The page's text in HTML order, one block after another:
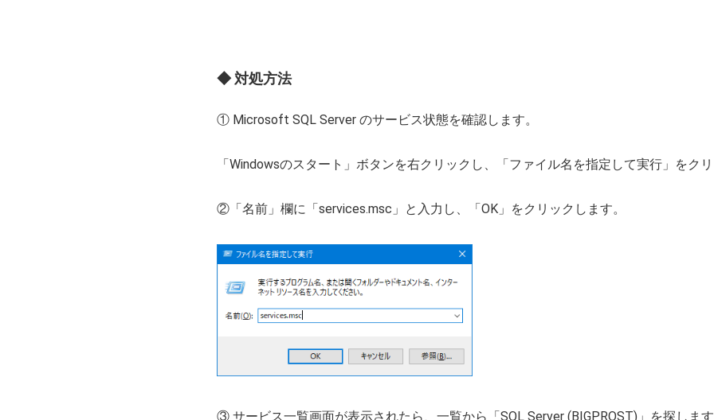
◆ 対処方法
① Microsoft SQL Server のサービス状態を確認します。
「Windowsのスタート」ボタンを右クリックし、「ファイル名を指定して実行」をク
②「名前」欄に「services.msc」と入力し、「OK」をクリックします。
③ サービス一覧画面が表示されたら、一覧から「SQL Server (BIGPROST)」を探しま